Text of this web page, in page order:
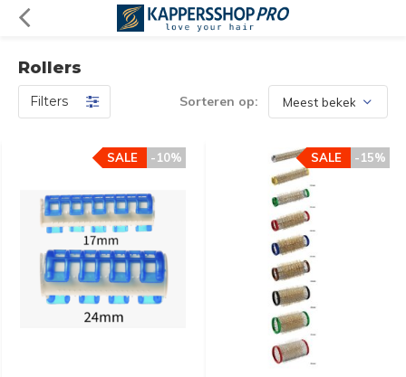
Rollers
Filters Sorteren op:
-10%
SALE -15%
SALE